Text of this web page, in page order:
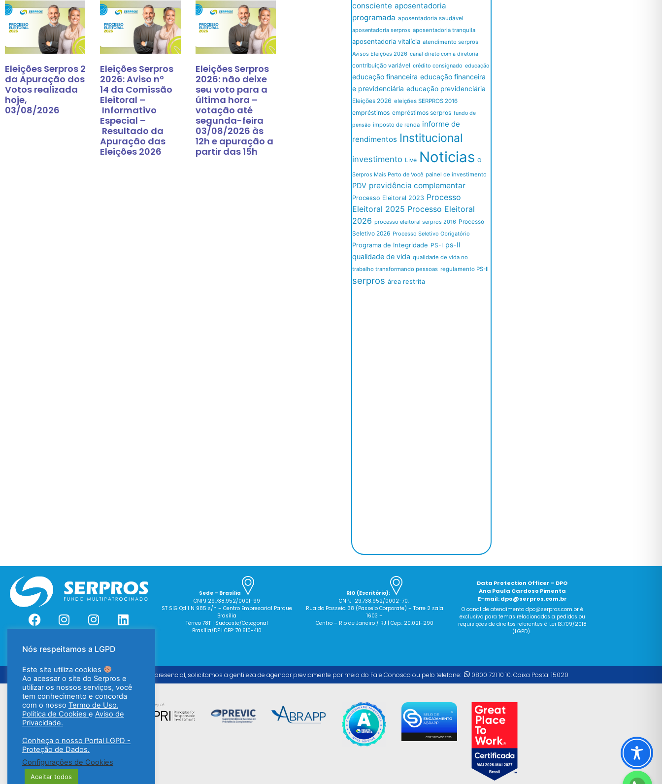
Eleições Serpros 2026: Resultado
da Apuração dos
Votos realizada
hoje,
03/08/2026
Eleições Serpros
2026: Aviso nº
14 da Comissão
Eleitoral –
Informativo
Especial –
Resultado da
Apuração das
Eleições 2026
Eleições Serpros
2026: não deixe
seu voto para a
última hora –
votação até
segunda-feira
03/08/2026 às
12h e apuração a
partir das 15h
consciente aposentadoria
programada aposentadoria saudável
aposentadoria serpros aposentadoria tranquila
aposentadoria vitalícia atendimento serpros
Avisos Eleições 2026 canal direto com a diretoria
contribuição variável crédito consignado educação
educação financeira educação financeira
e previdenciária educação previdenciária
Eleições 2026 eleições SERPROS 2016
empréstimos empréstimos serpros fundo de
pensão imposto de renda informe de
rendimentos Institucional
investimento Live Noticias O
Serpros Mais Perto de Você painel de investimento
PDV previdência complementar
Processo Eleitoral 2023 Processo
Eleitoral 2025 Processo Eleitoral
2026 processo eleitoral serpros 2016 Processo
Seletivo 2026 Processo Seletivo Obrigatório
Programa de Integridade PS-I ps-II
qualidade de vida qualidade de vida no
trabalho transformando pessoas regulamento PS-II
serpros área restrita
Sede – Brasília
CNPJ 29.738.952/0001-99
ST SIG Qd 1 N 985 s/n – Centro Empresarial Parque
Brasília
Térreo 78T I Sudoeste/Octogonal
Brasília/DF I CEP: 70.610-410
RIO (Escritório):
CNPJ 29.738.952/0002-70.
Rua do Passeio. 38 (Passeio Corporate) – Torre 2 sala
1603 –
Centro – Rio de Janeiro / RJ | Cep.: 20.021-290
Data Protection Officer – DPO
Ana Paula Cardoso Pimenta
E-mail:dpo@serpros.com.br
O canal deatendimento dpo@serpros.com.br é
exclusivo para temas relacionados a pedidos ou
requisições dedireitos referentes à Lei 13.709/2018
(LGPD).
Para o atendimento presencial, solicitamos a gentileza de agendar previamente por meio do Fale Conosco ou pelo telefone: 0800 721 10 10. Caixa Postal 15020
Nós respeitamos a LGPD
Este site utiliza cookies
Ao acessar o site do Serpros e
utilizar os nossos serviços, você
tem conhecimento e concorda
com o nosso Termo de Uso,
Política de Cookies e Aviso de
Privacidade.
Conheça o nosso Portal LGPD -
Proteção de Dados.
Configurações de Cookies
Aceitar todos